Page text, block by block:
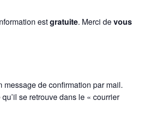
estgratuite. Merci devous
message de confirmation par mail.
se retrouve dans le « courrier